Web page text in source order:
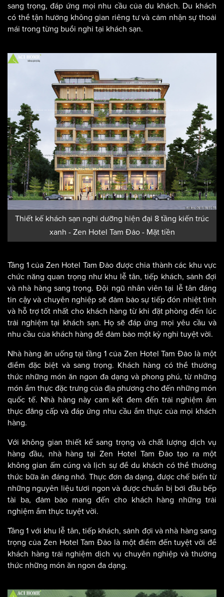
sang trọng, đáp ứng mọi nhu cầu của du khách. Du khách
có thể tận hưởng không gian riêng tư và cảm nhận sự thoải
mái trong từng buổi nghỉ tại khách sạn.
Thiết kế khách sạn nghỉ dưỡng hiện đại 8 tầng kiến trúc
xanh - Zen Hotel Tam Đảo - Mặt tiền
Tầng 1 của Zen Hotel Tam Đảo được chia thành các khu vực
chức năng quan trọng như khu lễ tân, tiếp khách, sảnh đợi
và nhà hàng sang trọng. Đội ngũ nhân viên tại lễ tân đáng
tin cậy và chuyên nghiệp sẽ đảm bảo sự tiếp đón nhiệt tình
và hỗ trợ tốt nhất cho khách hàng từ khi đặt phòng đến lúc
trải nghiệm tại khách sạn. Họ sẽ đáp ứng mọi yêu cầu và
nhu cầu của khách hàng để đảm bảo một kỳ nghỉ tuyệt vời.
Nhà hàng ăn uống tại tầng 1 của Zen Hotel Tam Đảo là một
điểm đặc biệt và sang trọng. Khách hàng có thể thưởng
thức những món ăn ngon đa dạng và phong phú, từ những
món ẩm thực đặc trưng của địa phương cho đến những món
quốc tế. Nhà hàng này cam kết đem đến trải nghiệm ẩm
thực đẳng cấp và đáp ứng nhu cầu ẩm thực của mọi khách
hàng.
Với không gian thiết kế sang trọng và chất lượng dịch vụ
hàng đầu, nhà hàng tại Zen Hotel Tam Đảo tạo ra một
không gian ấm cúng và lịch sự để du khách có thể thưởng
thức bữa ăn đáng nhớ. Thực đơn đa dạng, được chế biến từ
những nguyên liệu tươi ngon và được chuẩn bị bởi đầu bếp
tài ba, đảm bảo mang đến cho khách hàng những trải
nghiệm ẩm thực tuyệt vời.
Tầng 1 với khu lễ tân, tiếp khách, sảnh đợi và nhà hàng sang
trọng của Zen Hotel Tam Đảo là một điểm đến tuyệt vời để
khách hàng trải nghiệm dịch vụ chuyên nghiệp và thưởng
thức những món ăn ngon đa dạng.